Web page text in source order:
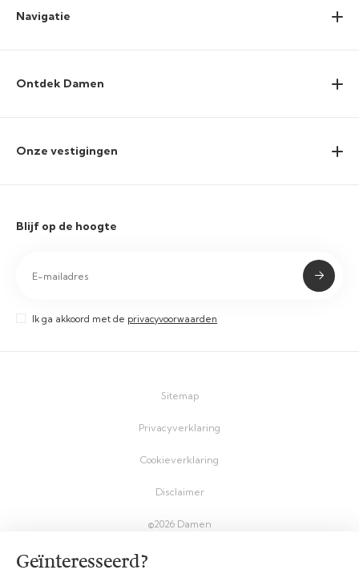
Geïnteresseerd?
Navigatie
Ontdek Damen
Onze vestigingen
Blijf op de hoogte
Ik ga akkoord met de privacyvoorwaarden
©2026 Damen
Sitemap
Privacyverklaring
Cookieverklaring
Disclaimer